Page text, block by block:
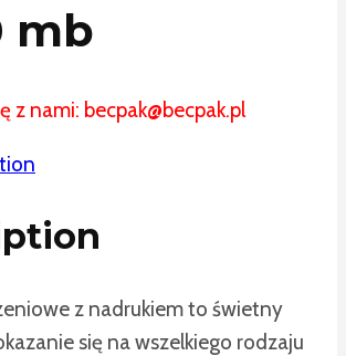
mb
z nami: becpak@becpak.pl
z nadrukiem to świetny
się na wszelkiego rodzaju